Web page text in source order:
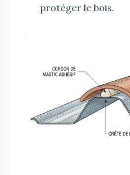
protéger le bois.